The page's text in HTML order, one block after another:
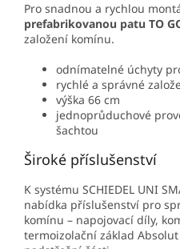
Pro snadnou a rychlou
prefabrikovanou patu TO
založení komínu.
odnímatelné úchyty
rychlé a správné
výška 66 cm
jednoprůduchové
šachtou
Široké příslušenství
K systému SCHIEDEL UNI
nabídka příslušenství pro
komínu – napojovací díly,
termoizolační základ